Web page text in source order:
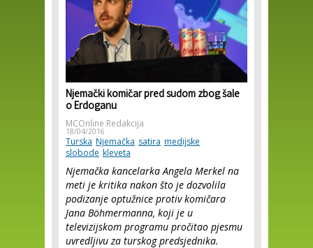
Njemački komičar pred sudom zbog šale
o Erdoganu
MCOnline Redakcija
18/04/2016
Turska Njemačka satira medijske
slobode kleveta
Njemačka kancelarka Angela Merkel na
meti je kritika nakon što je dozvolila
podizanje optužnice protiv komičara
Jana Böhmermanna, koji je u
televizijskom programu pročitao pjesmu
uvredljivu za turskog predsjednika.